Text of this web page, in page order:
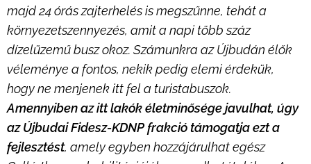
majd 24 órás zajterhelés is megszűnne, tehát a
környezetszennyezés, amit a napi több száz
dízelüzemű busz okoz. Számunkra az Újbudán élők
véleménye a fontos, nekik pedig elemi érdekük,
hogy ne menjenek itt fel a turistabuszok.
Amennyiben az itt lakók életminősége javulhat, úgy
az Újbudai Fidesz-KDNP frakció támogatja ezt a
fejlesztést, amely egyben hozzájárulhat egész